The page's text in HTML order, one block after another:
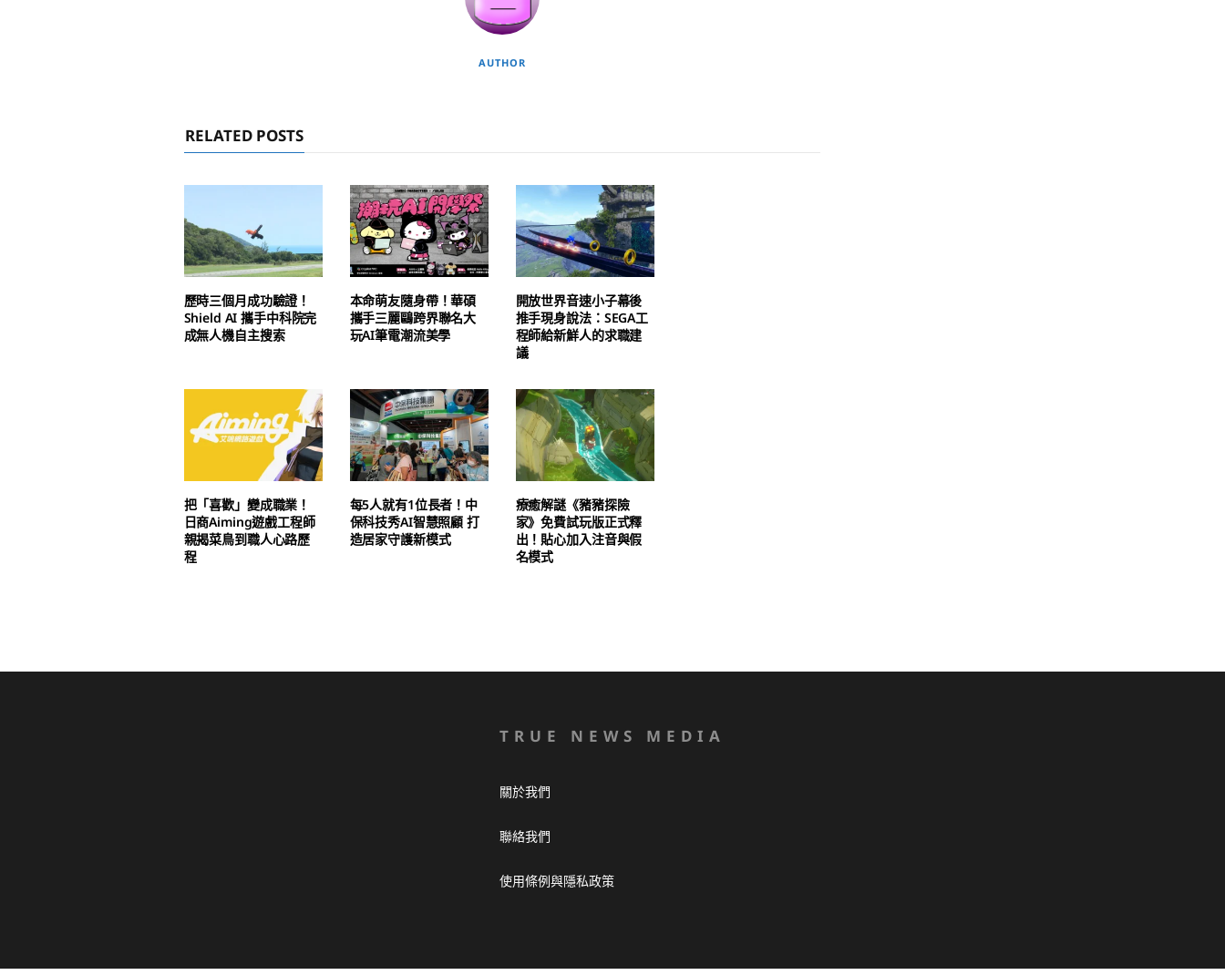
AUTHOR
RELATED POSTS
歷時三個月成功驗證！
Shield AI 攜手中科院完
成無人機自主搜索
本命萌友隨身帶！華碩
攜手三麗鷗跨界聯名大
玩AI筆電潮流美學
開放世界音速小子幕後
推手現身說法：SEGA工
程師給新鮮人的求職建
議
把「喜歡」變成職業！
日商Aiming遊戲工程師
親揭菜鳥到職人心路歷
程
每5人就有1位長者！中
保科技秀AI智慧照顧 打
造居家守護新模式
療癒解謎《豬豬探險
家》免費試玩版正式釋
出！貼心加入注音與假
名模式
TRUE NEWS MEDIA
關於我們
聯絡我們
使用條例與隱私政策